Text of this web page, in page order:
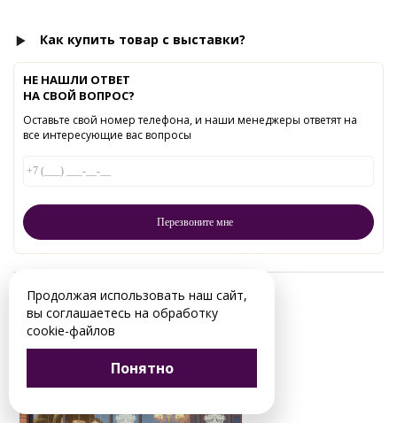
Как купить товар с выставки?
НЕ НАШЛИ ОТВЕТ
НА СВОЙ ВОПРОС?
Оставьте свой номер телефона, и наши менеджеры ответят на
все интересующие вас вопросы
Читайте в нашем блоге:
Продолжая использовать наш сайт,
вы соглашаетесь на обработку
cookie-файлов
Понятно